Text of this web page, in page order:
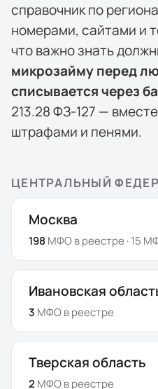
справочник по
номерами, сайтами и
что важно знать
микрозайму перед
списывается через
213.28 ФЗ-127 —
штрафами и пенями.
ЦЕНТРАЛЬНЫЙ
Москва
198 МФОв реестре · 15
Ивановская
3 МФОв реестре
Тверская область
2 МФОв реестре